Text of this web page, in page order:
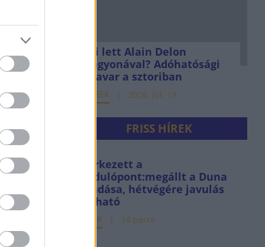
feb. 20.
5
Mi lett Alain Delon
vagyonával? Adóhatósági
csavar a sztoriban
HÍREK 2026. júl. 19.
FRISS HÍREK
Elérkezett a
fordulópont:megállt a Duna
apadása, hétvégére javulás
várható
HÍREK 14 perce